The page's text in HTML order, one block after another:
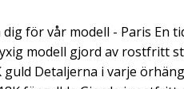
för vår modell - Paris En
modell gjord av rostfritt
guld Detaljerna i varje